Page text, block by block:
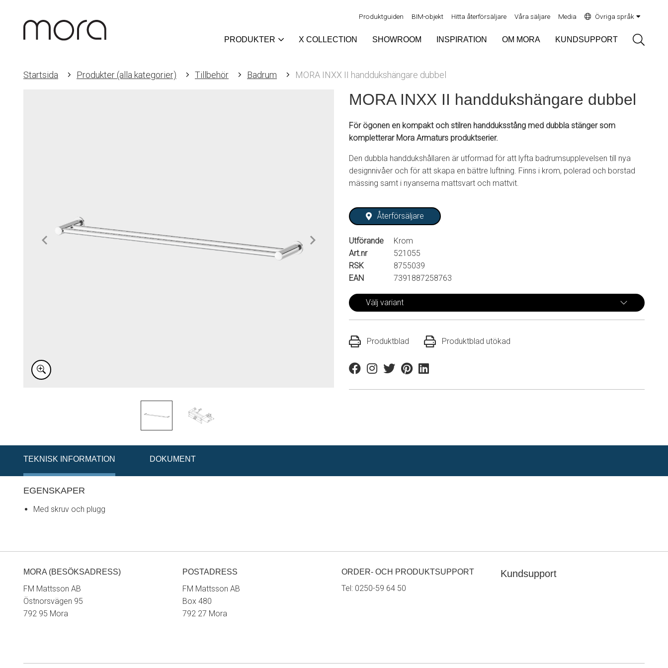
Produktguiden BIM-objekt Hitta återförsäljare Våra säljare Media Övriga språk
PRODUKTER X COLLECTION SHOWROOM INSPIRATION OM MORA KUNDSUPPORT
Startsida Produkter (alla kategorier) Tillbehör Badrum MORA INXX II handdukshängare dubbel
MORA INXX II handdukshängare dubbel
För ögonen en kompakt och stilren handduksstång med dubbla stänger som
kompletterar Mora Armaturs produktserier.
Den dubbla handdukshållaren är utformad för att lyfta badrumsupplevelsen till nya
designnivåer och för att skapa en bättre luftning. Finns i krom, polerad och borstad
mässing samt i nyanserna mattsvart och mattvit.
Återförsäljare
Utförande
Krom
Art.nr
521055
RSK
8755039
EAN
7391887258763
Välj variant
Produktblad Produktblad utökad
FacebookInstagram
TwitterPinterestLinkedin
TEKNISK INFORMATION DOKUMENT
EGENSKAPER
Med skruv och plugg
MORA (BESÖKSADRESS)
FM Mattsson AB
Östnorsvägen 95
792 95 Mora
POSTADRESS
FM Mattsson AB
Box 480
792 27 Mora
ORDER- OCH PRODUKTSUPPORT
Tel: 0250-59 64 50
Kundsupport